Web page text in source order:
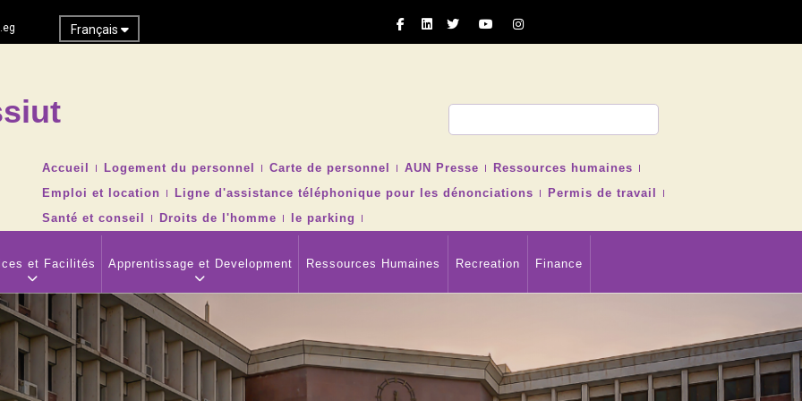
Français
TOP
NAVIGATION
MENU
Accueil Logement du personnel Carte de personnel AUN Presse
Ressources humaines
Emploi et location
Ligne d'assistance téléphonique pour les dénonciations
Permis de travail
Santé et conseil
Droits de l'homme le parking
et Facilités Apprentissage et Development Ressources Humaines Recreation Finance